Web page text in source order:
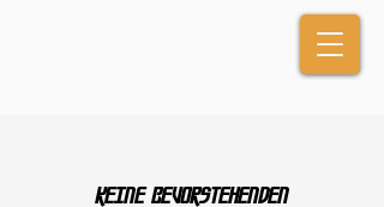
Keine bevorstehenden